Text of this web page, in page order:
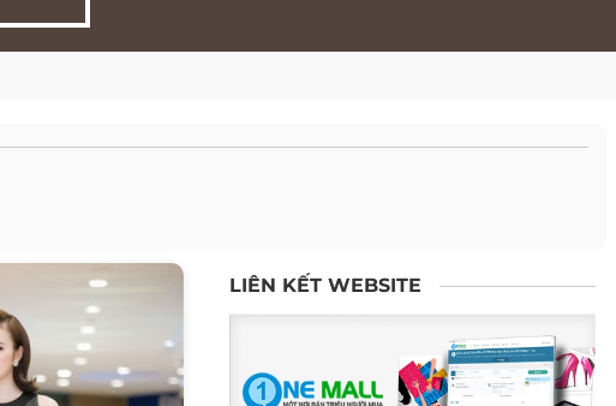
LIÊN KẾT WEBSITE